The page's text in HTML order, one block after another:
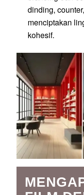
dinding,
menciptakan
kohesif.